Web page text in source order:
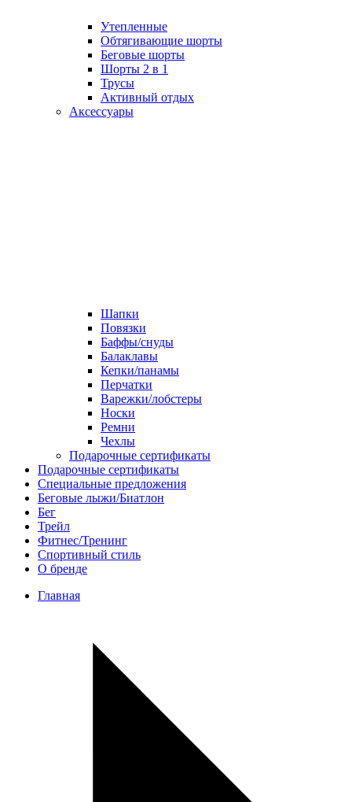
Утепленные
Обтягивающие шорты
Беговые шорты
Шорты 2 в 1
Трусы
Активный отдых
Аксессуары
Шапки
Повязки
Баффы/снуды
Балаклавы
Кепки/панамы
Перчатки
Варежки/лобстеры
Носки
Ремни
Чехлы
Подарочные сертификаты
Подарочные сертификаты
Специальные предложения
Беговые лыжи/Биатлон
Бег
Трейл
Фитнес/Тренинг
Спортивный стиль
О бренде
Главная